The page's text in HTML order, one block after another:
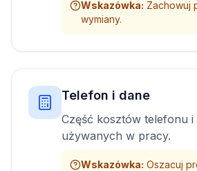
Wskazówka: Zachowuj
wymiany.
Telefon i dane
Część kosztów telefonu i
używanych w pracy.
Wskazówka: Oszacuj